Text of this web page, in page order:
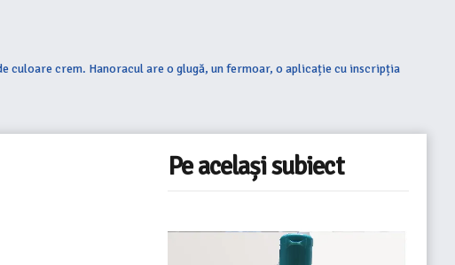
crem. Hanoracul are o glugă, un fermoar, o aplicație cu inscripția
Pe același subiect